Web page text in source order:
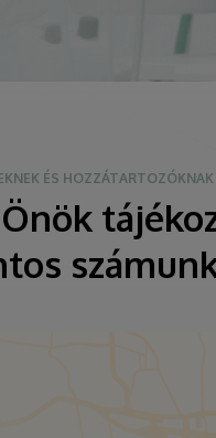
ÉS HOZZÁTARTOZÓKNAK